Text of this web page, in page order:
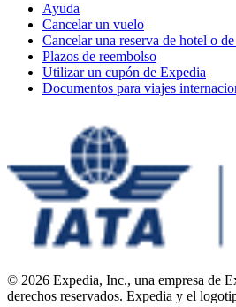
Ayuda
Cancelar un vuelo
Cancelar una reserva de hotel o
Plazos de reembolso
Utilizar un cupón de Expedia
Documentos para viajes
© 2026 Expedia, Inc., una empresa de
derechos reservados. Expedia y el